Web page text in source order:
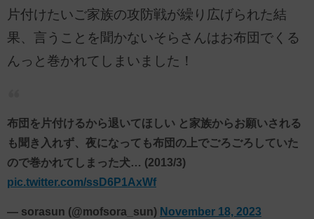
片付けたいご家族の攻防戦が繰り広げられた結
果、言うことを聞かないそらさんはお布団でくる
んっと巻かれてしまいました！
布団を片付けるから退いてほしい と家族からお願いされる
も聞き入れず、夜になっても布団の上でごろごろしていた
ので巻かれてしまった犬… (2013/3)
pic.twitter.com/ssD6P1AxWf
— sorasun (@mofsora_sun) November 18, 2023